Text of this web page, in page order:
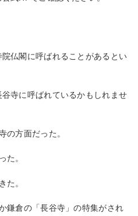
仏閣に呼ばれることがあるとい
寺に呼ばれているかもしれませ
の方面だった。
た。
た。
鎌倉の「長谷寺」の特集がされ